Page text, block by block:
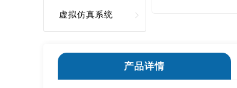
虚拟仿真系统
产品详情